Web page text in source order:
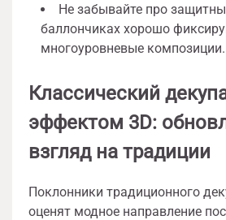
Не забывайте про
баллончиках хорошо
многоуровневые композиции.
Классический
эффектом 3D:
взгляд на традиции
Поклонники традиционного
оценят модное направление